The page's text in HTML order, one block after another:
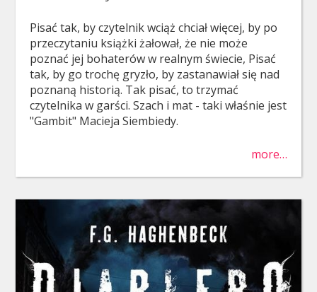
Pisać tak, by czytelnik wciąż chciał więcej, by po
przeczytaniu książki żałował, że nie może
poznać jej bohaterów w realnym świecie, Pisać
tak, by go trochę gryzło, by zastanawiał się nad
poznaną historią. Tak pisać, to trzymać
czytelnika w garści. Szach i mat - taki właśnie jest
"Gambit" Macieja Siembiedy.
more…